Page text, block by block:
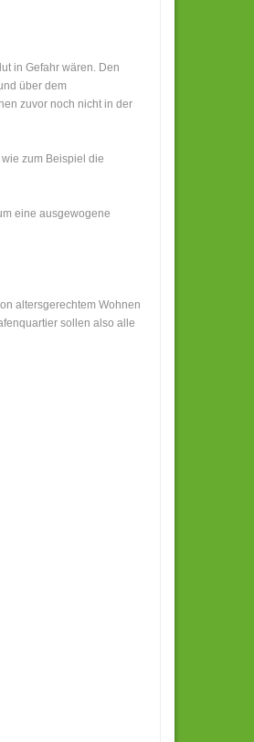
in Gefahr wären. Den
über dem
zuvor noch nicht in der
zum Beispiel die
eine ausgewogene
altersgerechtem Wohnen
sollen also alle